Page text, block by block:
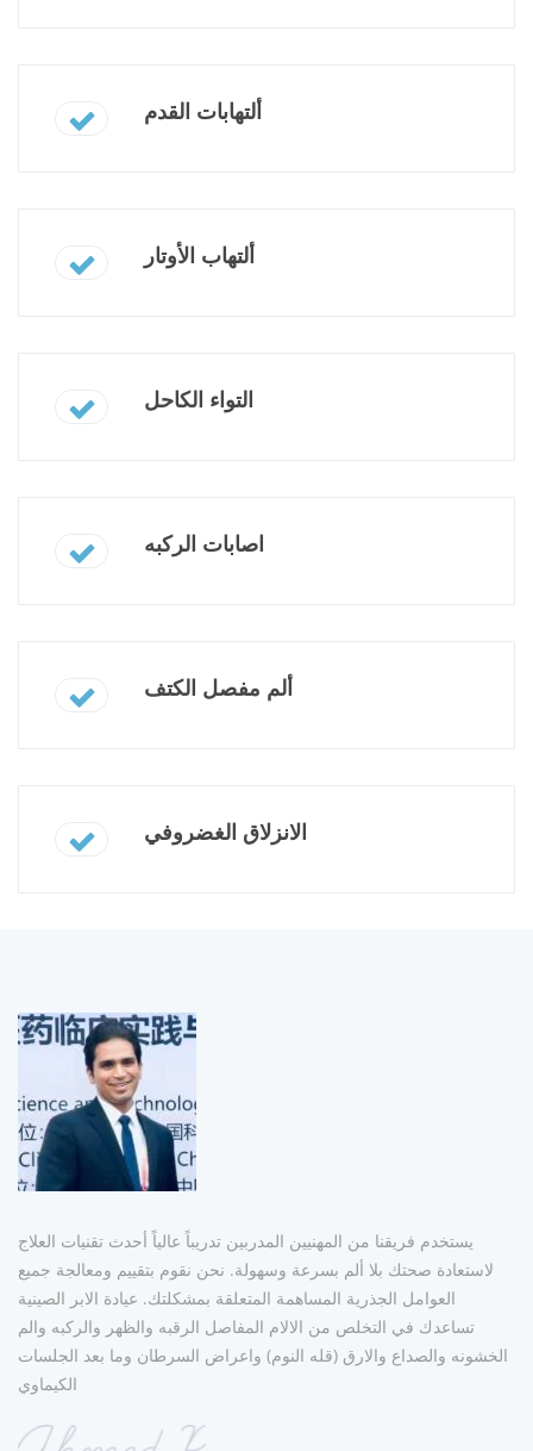
ألتهابات القدم
ألتهاب الأوتار
التواء الكاحل
اصابات الركبه
ألم مفصل الكتف
الانزلاق الغضروفي
يستخدم فريقنا من المهنيين المدربين تدريباً عالياً أحدث تقنيات العلاج
لاستعادة صحتك بلا ألم بسرعة وسهولة. نحن نقوم بتقييم ومعالجة جميع
العوامل الجذرية المساهمة المتعلقة بمشكلتك. عيادة الابر الصينية
تساعدك في التخلص من الالام المفاصل الرقبه والظهر والركبه والم
الخشونه والصداع والارق (قله النوم) واعراض السرطان وما بعد الجلسات
الكيماوي